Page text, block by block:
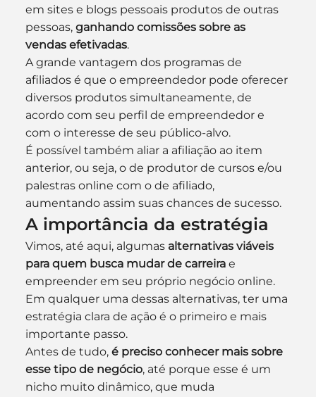
em sites e blogs pessoais produtos de outras
pessoas, ganhando comissões sobre as
vendas efetivadas.
A grande vantagem dos programas de
afiliados é que o empreendedor pode oferecer
diversos produtos simultaneamente, de
acordo com seu perfil de empreendedor e
com o interesse de seu público-alvo.
É possível também aliar a afiliação ao item
anterior, ou seja, o de produtor de cursos e/ou
palestras online com o de afiliado,
aumentando assim suas chances de sucesso.
A importância da estratégia
Vimos, até aqui, algumas alternativas viáveis
para quem busca mudar de carreira e
empreender em seu próprio negócio online.
Em qualquer uma dessas alternativas, ter uma
estratégia clara de ação é o primeiro e mais
importante passo.
Antes de tudo, é preciso conhecer mais sobre
esse tipo de negócio, até porque esse é um
nicho muito dinâmico, que muda